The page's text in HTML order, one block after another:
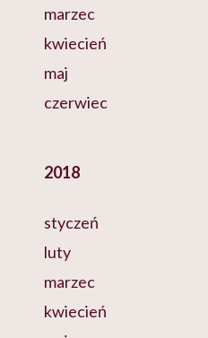
marzec
kwiecień
maj
czerwiec
2018
styczeń
luty
marzec
kwiecień